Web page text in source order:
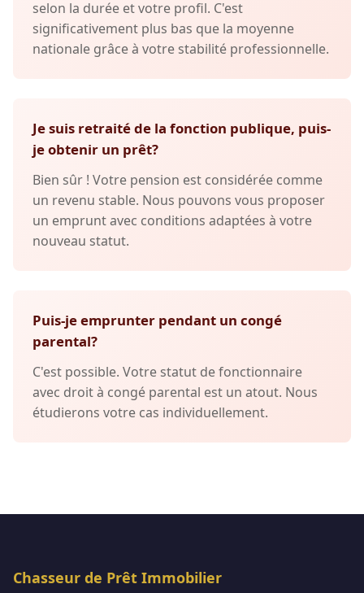
selon la durée et votre profil. C'est
significativement plus bas que la moyenne
nationale grâce à votre stabilité professionnelle.
Je suis retraité de la fonction publique, puis-
je obtenir un prêt?
Bien sûr ! Votre pension est considérée comme
un revenu stable. Nous pouvons vous proposer
un emprunt avec conditions adaptées à votre
nouveau statut.
Puis-je emprunter pendant un congé
parental?
C'est possible. Votre statut de fonctionnaire
avec droit à congé parental est un atout. Nous
étudierons votre cas individuellement.
Chasseur de Prêt Immobilier